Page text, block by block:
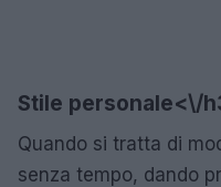
Stile personale<\/
Quando si tratta di
senza tempo, dando